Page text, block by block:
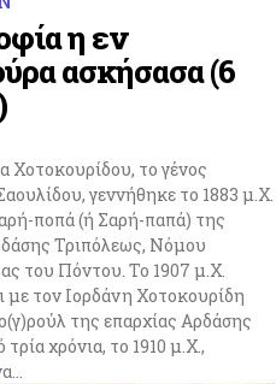
η εν
ασκήσασα (6
Χοτοκουρίδου, το γένος
γεννήθηκε το 1883 μ.Χ.
ποπά (ή Σαρή-παπά) της
Τριπόλεως, Νόμου
του Πόντου. Το 1907 μ.Χ.
με τον Ιορδάνη Χοτοκουρίδη
της επαρχίας Αρδάσης
τρία χρόνια, το 1910 μ.Χ.,